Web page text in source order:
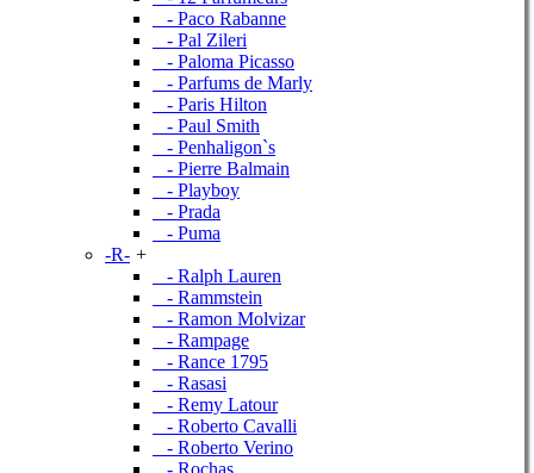
- Paco Rabanne
- Pal Zileri
- Paloma Picasso
- Parfums de Marly
- Paris Hilton
- Paul Smith
- Penhaligon`s
- Pierre Balmain
- Playboy
- Prada
- Puma
-R- +
- Ralph Lauren
- Rammstein
- Ramon Molvizar
- Rampage
- Rance 1795
- Rasasi
- Remy Latour
- Roberto Cavalli
- Roberto Verino
- Rochas